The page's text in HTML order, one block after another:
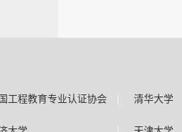
工程教育专业认证协会 | 清华大学